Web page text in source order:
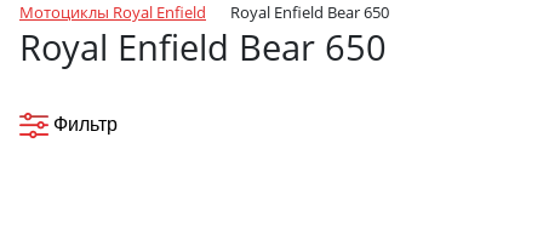
Мотоциклы Royal Enfield
Royal Enfield Bear 650
Royal Enfield Bear 650
Фильтр